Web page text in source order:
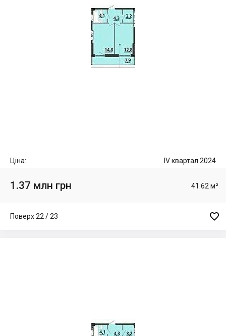
Ціна: IV квартал 2024
1.37 млн грн 41.62 м²
Поверх 22 / 23 